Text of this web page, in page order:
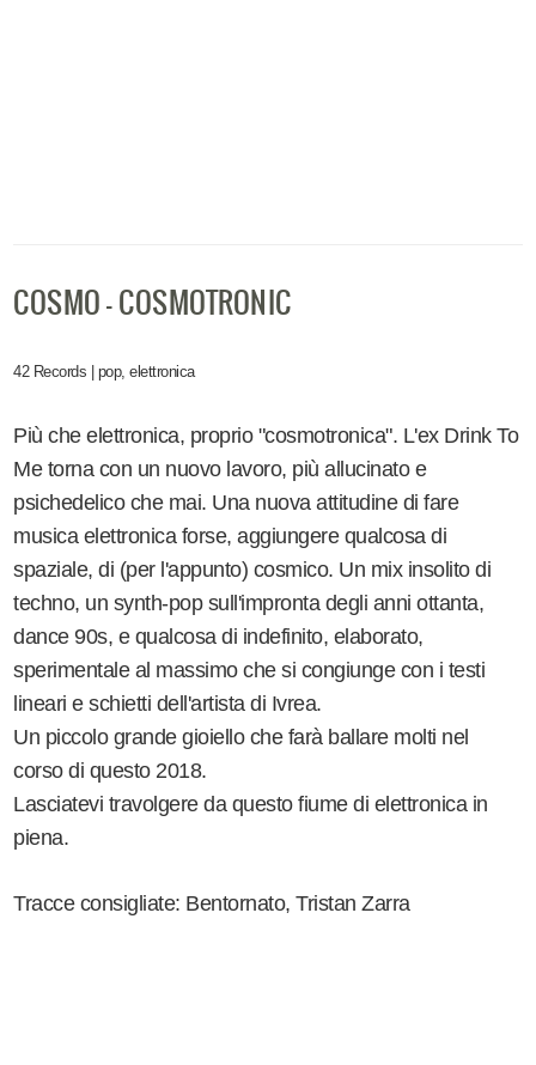
COSMO - COSMOTRONIC
42 Records | pop, elettronica
Più che elettronica, proprio "cosmotronica". L'ex Drink To
Me torna con un nuovo lavoro, più allucinato e
psichedelico che mai. Una nuova attitudine di fare
musica elettronica forse, aggiungere qualcosa di
spaziale, di (per l'appunto) cosmico. Un mix insolito di
techno, un synth-pop sull'impronta degli anni ottanta,
dance 90s, e qualcosa di indefinito, elaborato,
sperimentale al massimo che si congiunge con i testi
lineari e schietti dell'artista di Ivrea.
Un piccolo grande gioiello che farà ballare molti nel
corso di questo 2018.
Lasciatevi travolgere da questo fiume di elettronica in
piena.
Tracce consigliate: Bentornato, Tristan Zarra